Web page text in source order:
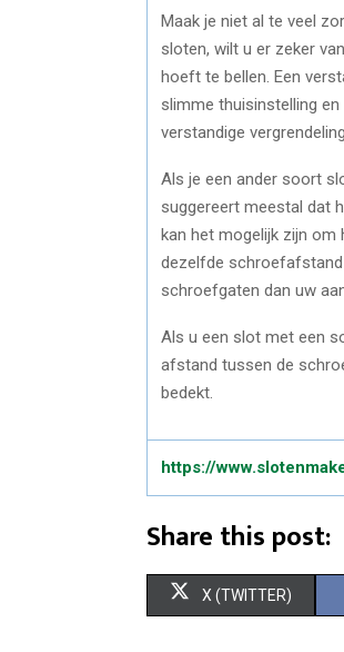
Maak je niet al te veel
sloten, wilt u er zeker
hoeft te bellen. Een
slimme thuisinstelling
verstandige
Als je een ander soort
suggereert meestal dat
kan het mogelijk zijn om
dezelfde
schroefgaten dan uw
Als u een slot met een
afstand tussen de
bedekt.
https://
Share this post:
S
X (TWITTER)